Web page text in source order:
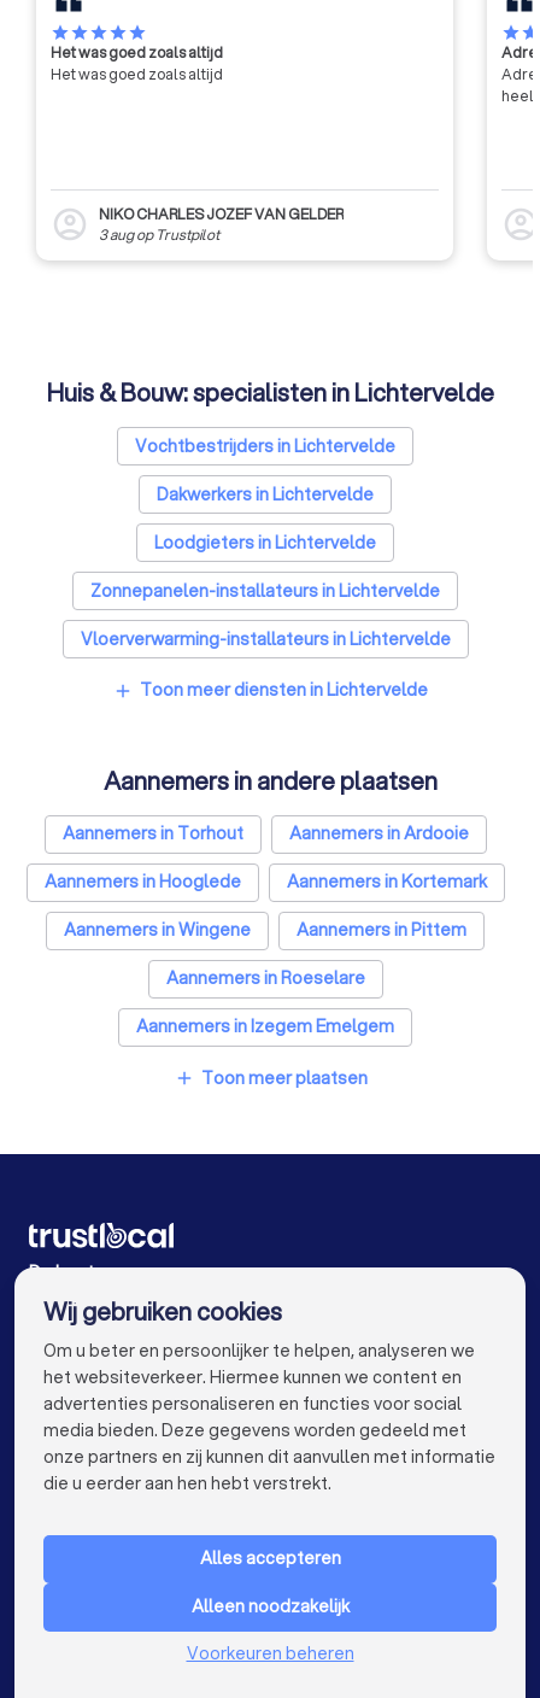
starstarstarstarstar
Het was goed zoals altijd
Het was goed zoals altijd
account_circle
NIKO CHARLES JOZEF VAN GELDER
3 augop Trustpilot
starstar
heel
account_circle
Huis & Bouw: specialisten in Lichtervelde
Vochtbestrijders in Lichtervelde
Dakwerkers in Lichtervelde
Loodgieters in Lichtervelde
Zonnepanelen-installateurs in Lichtervelde
Vloerverwarming-installateurs in Lichtervelde
Airco installateurs in Lichtervelde
Laadpaal installateurs in Lichtervelde
Zonwering specialisten in Lichtervelde
Schrijnwerkers in Lichtervelde
Warmtepomp installateurs in Lichtervelde
Badkamer installateurs in Lichtervelde
Glashandels in Lichtervelde
EPC-keurders in Lichtervelde
add Toon meer diensten in Lichtervelde
Aannemers in andere plaatsen
Aannemers in Torhout
Aannemers in Ardooie
Aannemers in Hooglede
Aannemers in Kortemark
Aannemers in Wingene
Aannemers in Pittem
Aannemers in Roeselare
Aannemers in Izegem Emelgem
Aannemers in Tielt
Aannemers in Ichtegem
Aannemers in Aalst
Aannemers in Kortrijk
Aannemers in Hasselt
Aannemers in Sint-Niklaas
Aannemers in Beveren
Aannemers in Dendermonde
Aannemers in Beringen
Aannemers in Turnhout
Aannemers in Heist-op-den-Berg
Aannemers in Sint-Truiden
Aannemers in Lokeren
Aannemers in Brasschaat
Aannemers in de buurt
add Toon meer plaatsen
De beste aannemers voor u
VOOR PARTICULIEREN keyboard_arrow_down
Nederland
Wij gebruiken cookies
Om u beter en persoonlijker te helpen, analyseren we
het websiteverkeer. Hiermee kunnen we content en
advertenties personaliseren en functies voor social
media bieden. Deze gegevens worden gedeeld met
onze partners en zij kunnen dit aanvullen met informatie
die u eerder aan hen hebt verstrekt.
Alles accepteren
Alleen noodzakelijk
Voorkeuren beheren